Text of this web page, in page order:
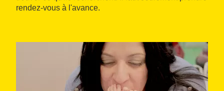
rendez-vous à l'avance.